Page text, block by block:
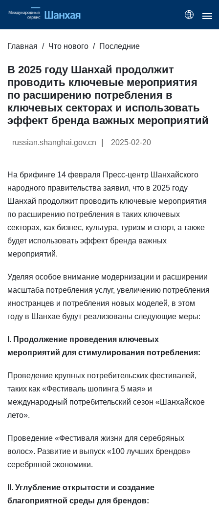
Главная Что нового Последние
В 2025 году Шанхай продолжит
проводить ключевые мероприятия
по расширению потребления в
ключевых секторах и использовать
эффект бренда важных мероприятий
russian.shanghai.gov.cn 2025-02-20
На брифинге 14 февраля Пресс-центр Шанхайского
народного правительства заявил, что в 2025 году
Шанхай продолжит проводить ключевые мероприятия
по расширению потребления в таких ключевых
секторах, как бизнес, культура, туризм и спорт, а также
будет использовать эффект бренда важных
мероприятий.
Уделяя особое внимание модернизации и расширении
масштаба потребления услуг, увеличению потребления
иностранцев и потребления новых моделей, в этом
году в Шанхае будут реализованы следующие меры:
I. Продолжение проведения ключевых
мероприятий для стимулирования потребления:
Проведение крупных потребительских фестивалей,
таких как «Фестиваль шопинга 5 мая» и
международный потребительский сезон «Шанхайское
лето».
Проведение «Фестиваля жизни для серебряных
волос». Развитие и выпуск «100 лучших брендов»
серебряной экономики.
II. Углубление открытости и создание
благоприятной среды для брендов: